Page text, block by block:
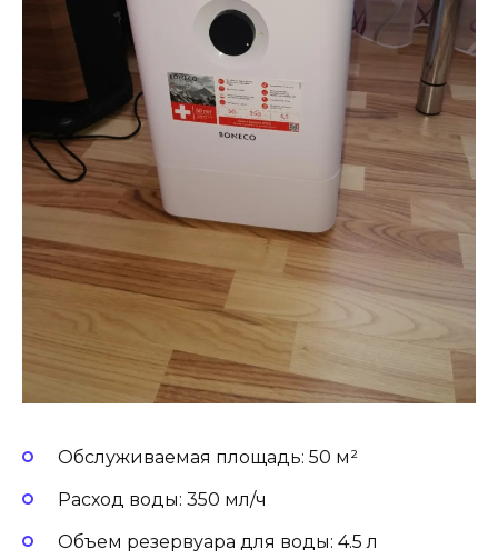
Обслуживаемая площадь: 50 м²
Расход воды: 350 мл/ч
Объем резервуара для воды: 4.5 л